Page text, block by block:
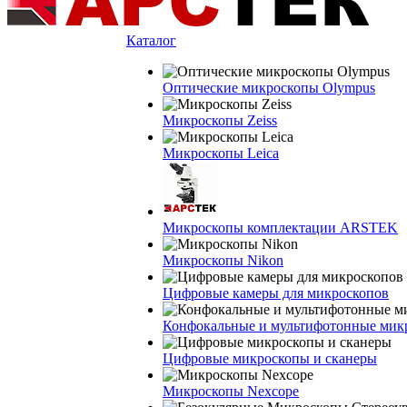
Каталог
Оптические микроскопы Olympus
Микроскопы Zeiss
Микроскопы Leica
Микроскопы комплектации ARSTEK
Микроскопы Nikon
Цифровые камеры для микроскопов
Конфокальные и мультифотонные
Цифровые микроскопы и сканеры
Микроскопы Nexcope